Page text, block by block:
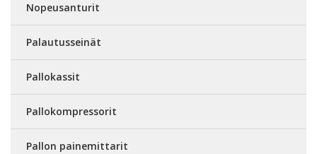
Nopeusanturit
Palautusseinät
Pallokassit
Pallokompressorit
Pallon painemittarit